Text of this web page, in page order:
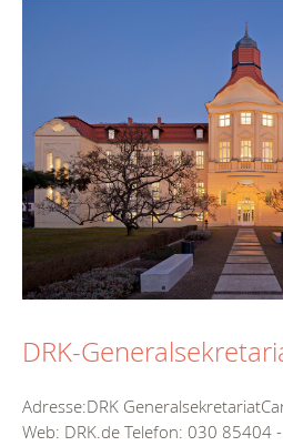
DRK-
Adresse:DRK
Web: DRK.de Telefon: 030 85404